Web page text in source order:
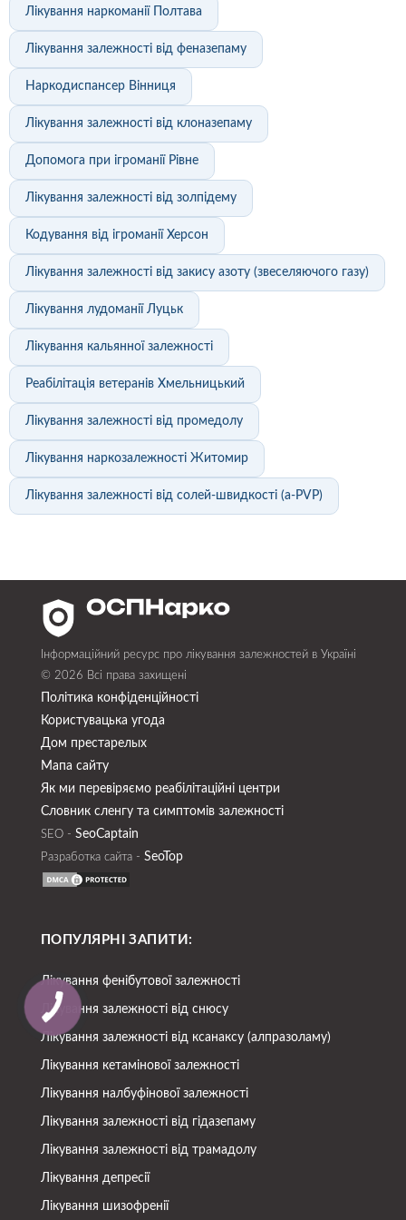
Лікування наркоманії Полтава
Лікування залежності від феназепаму
Наркодиспансер Вінниця
Лікування залежності від клоназепаму
Допомога при ігроманії Рівне
Лікування залежності від золпідему
Кодування від ігроманії Херсон
Лікування залежності від закису азоту (звеселяючого газу)
Лікування лудоманії Луцьк
Лікування кальянної залежності
Реабілітація ветеранів Хмельницький
Лікування залежності від промедолу
Лікування наркозалежності Житомир
Лікування залежності від солей-швидкості (a-PVP)
Інформаційний ресурс про лікування залежностей в Україні
© 2026 Всі права захищені
Політика конфіденційності
Користувацька угода
Дом престарелых
Мапа сайту
Як ми перевіряємо реабілітаційні центри
Словник сленгу та симптомів залежності
SEO - SeoСaptain
Разработка сайта - SeoTop
ПОПУЛЯРНІ ЗАПИТИ:
Лікування фенібутової залежності
Лікування залежності від снюсу
Лікування залежності від ксанаксу (алпразоламу)
Лікування кетамінової залежності
Лікування налбуфінової залежності
Лікування залежності від гідазепаму
Лікування залежності від трамадолу
Лікування депресії
Лікування шизофренії